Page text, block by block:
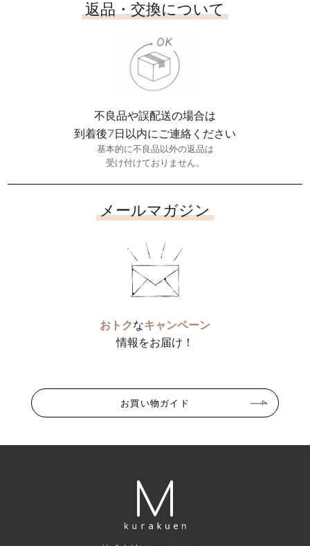
返品・交換について
不良品や誤配送の場合は
到着後7日以内にご連絡ください
基本的に不良品以外の返品は
受け付けておりません。
メールマガジン
おトクなキャンペーン
情報をお届け！
お買い物ガイド